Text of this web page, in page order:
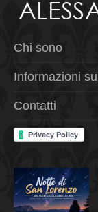
Chi sono
Informazioni
Contatti